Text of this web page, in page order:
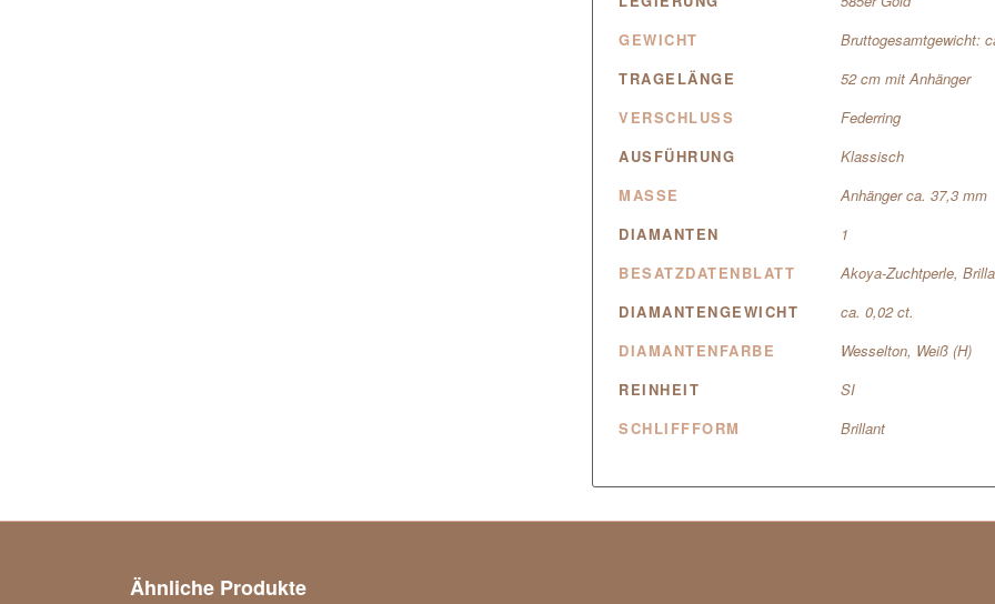
GEWICHT
Bruttogesamtgewicht:
TRAGELÄNGE
52 cm mit Anhänger
VERSCHLUSS
Federring
AUSFÜHRUNG
Klassisch
MASSE
Anhänger ca. 37,3 mm
DIAMANTEN
1
BESATZDATENBLATT
Akoya-Zuchtperle,
DIAMANTENGEWICHT
ca. 0,02 ct.
DIAMANTENFARBE
Wesselton, Weiß (H)
REINHEIT
SI
SCHLIFFFORM
Brillant
Ähnliche Produkte